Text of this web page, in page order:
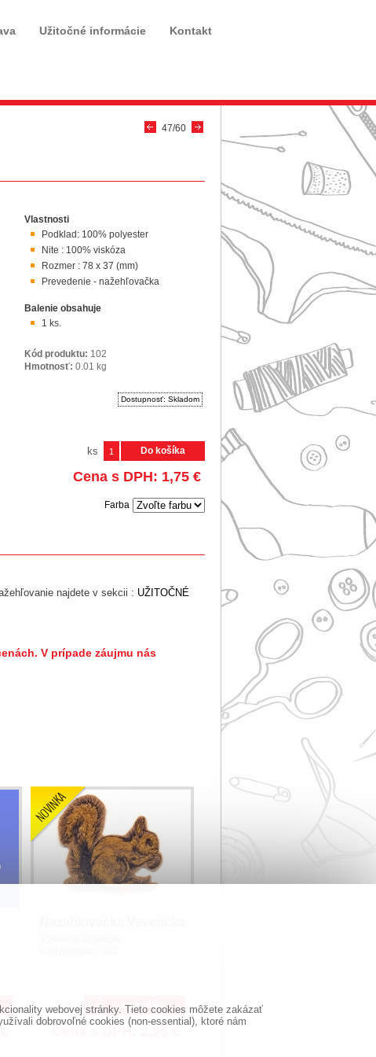
Užitočné informácie Kontakt
47/60
Vlastnosti
Podklad: 100% polyester
Nite : 100% viskóza
Rozmer : 78 x 37 (mm)
Prevedenie - nažehľovačka
Balenie obsahuje
1 ks.
Kód produktu: 102
Hmotnosť: 0.01 kg
Dostupnosť: Skladom
Farba
ks Do košíka
Cena s DPH: 1,75 €
najdete v sekcii : UŽITOČNÉ
V prípade záujmu nás
€
ks Do košíka
Cena s DPH:
webovej stránky. Tieto cookies môžete zakázať
dobrovoľné cookies (non-essential), ktoré nám